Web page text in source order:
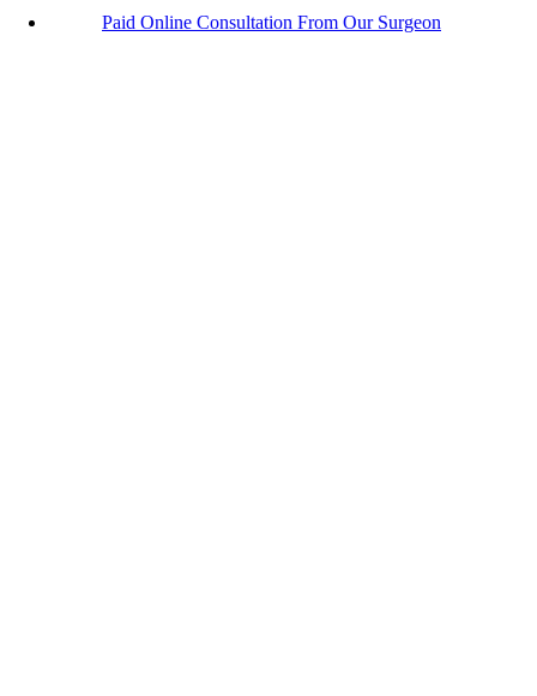
Paid Online Consultation From Our Surgeon